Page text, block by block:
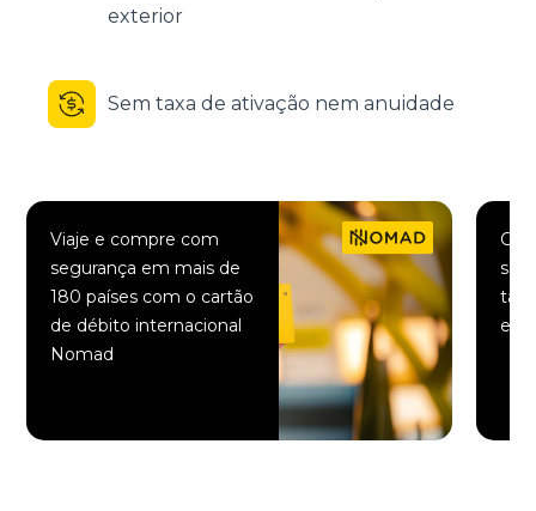
exterior
Sem taxa de ativação nem anuidade
Viaje e compre com
segurança em mais de
180 países com o cartão
de débito internacional
Nomad